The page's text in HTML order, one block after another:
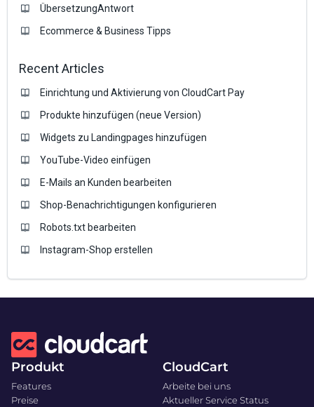
ÜbersetzungAntwort
Ecommerce & Business Tipps
Recent Articles
Einrichtung und Aktivierung von CloudCart Pay
Produkte hinzufügen (neue Version)
Widgets zu Landingpages hinzufügen
YouTube-Video einfügen
E-Mails an Kunden bearbeiten
Shop-Benachrichtigungen konfigurieren
Robots.txt bearbeiten
Instagram-Shop erstellen
Produkt
Features
Preise
CloudCart
Arbeite bei uns
Aktueller Service Status